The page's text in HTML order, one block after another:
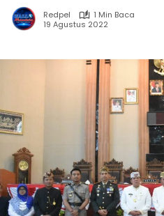
Redpel
1 Min Baca
19 Agustus 2022